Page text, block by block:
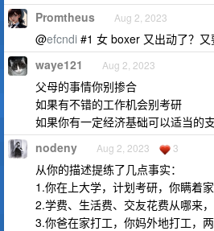
Promtheus Aug 2, 2023
@efcndi #1 女 boxer 又出动了？又
waye121 Aug 2, 2023
父母的事情你别掺合
如果有不错的工作机会别考研
如果你有一定经济基础可以适当的
nodeny Aug 2, 2023 3
从你的描述提练了几点事实：
1.你在上大学，计划考研，你瞒着家
2.学费、生活费、交友花费从哪来
3.你爸在家打工，你妈外地打工，两